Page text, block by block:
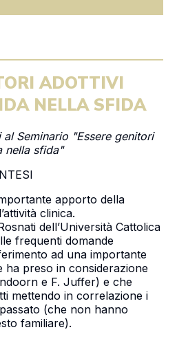
ADOTTIVI
NELLA SFIDA
Seminario "Essere genitori
nella sfida"
apporto della
clinica.
dell’Università Cattolica
frequenti domande
ad una importante
ha preso in considerazione
e F. Juffer) e che
mettendo in correlazione i
(che non hanno
familiare).